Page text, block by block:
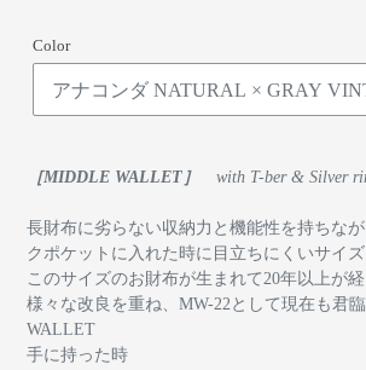
Color
［MIDDLE WALLET］ with T-ber & Silver
長財布に劣らない収納力と機能性を持ちな
クポケットに入れた時に目立ちにくいサイズ
このサイズのお財布が生まれて20年以上が
様々な改良を重ね、MW-22として現在も君
WALLET
手に持った時